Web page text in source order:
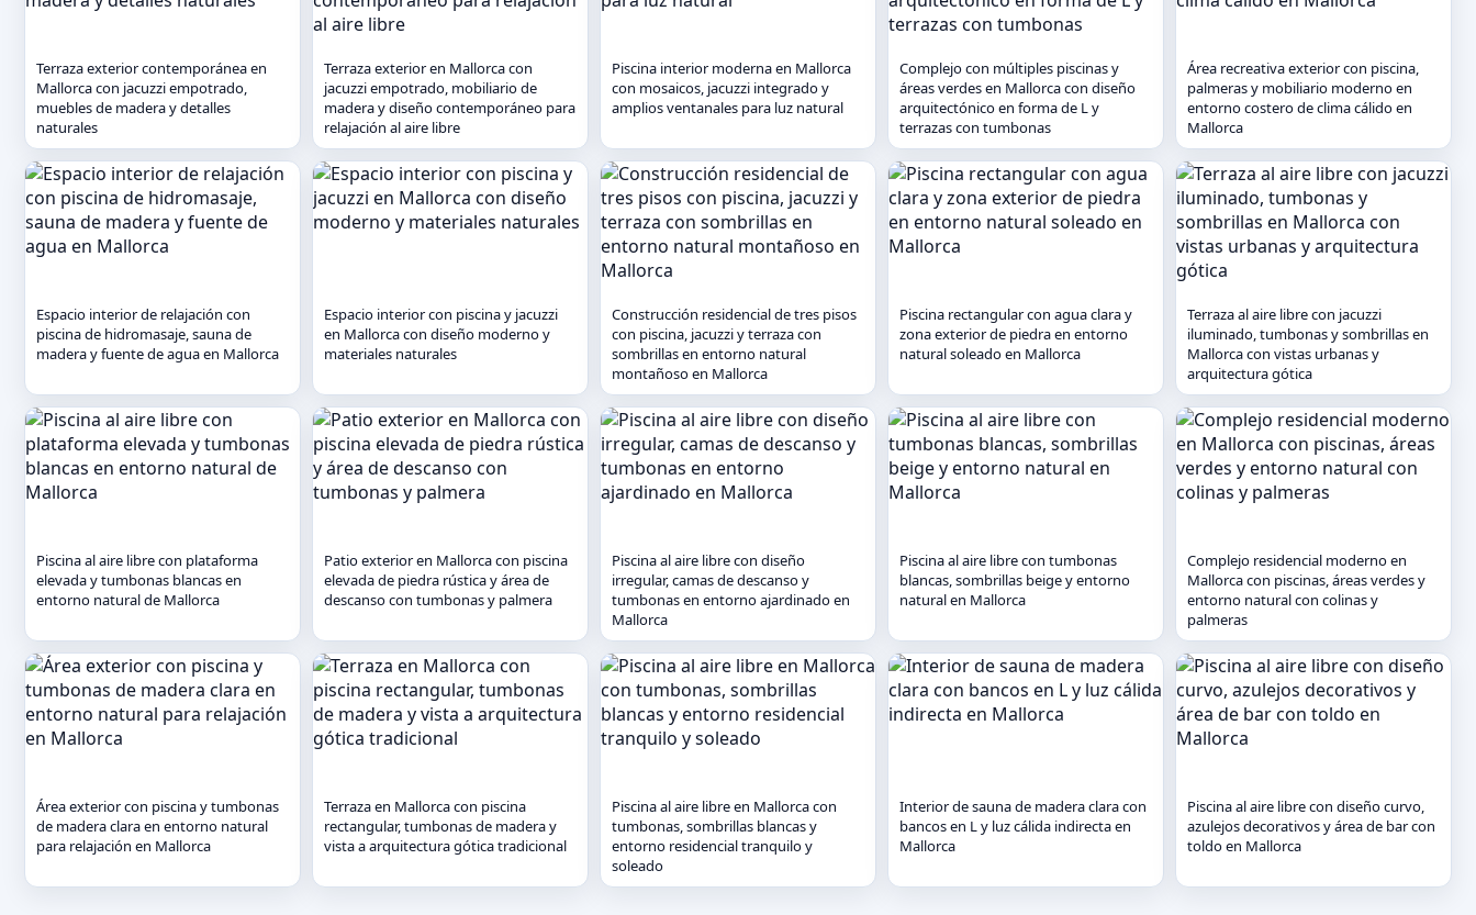
Terraza exterior contemporánea en
Mallorca con jacuzzi empotrado,
muebles de madera y detalles
naturales
Terraza exterior en Mallorca con
jacuzzi empotrado, mobiliario de
madera y diseño contemporáneo para
relajación al aire libre
Piscina interior moderna en Mallorca
con mosaicos, jacuzzi integrado y
amplios ventanales para luz natural
Complejo con múltiples piscinas y
áreas verdes en Mallorca con diseño
arquitectónico en forma de L y
terrazas con tumbonas
Área recreativa exterior con piscina,
palmeras y mobiliario moderno en
entorno costero de clima cálido en
Mallorca
Espacio interior de relajación con
piscina de hidromasaje, sauna de
madera y fuente de agua en Mallorca
Espacio interior con piscina y jacuzzi
en Mallorca con diseño moderno y
materiales naturales
Construcción residencial de tres pisos
con piscina, jacuzzi y terraza con
sombrillas en entorno natural
montañoso en Mallorca
Piscina rectangular con agua clara y
zona exterior de piedra en entorno
natural soleado en Mallorca
Terraza al aire libre con jacuzzi
iluminado, tumbonas y sombrillas en
Mallorca con vistas urbanas y
arquitectura gótica
Piscina al aire libre con plataforma
elevada y tumbonas blancas en
entorno natural de Mallorca
Patio exterior en Mallorca con piscina
elevada de piedra rústica y área de
descanso con tumbonas y palmera
Piscina al aire libre con diseño
irregular, camas de descanso y
tumbonas en entorno ajardinado en
Mallorca
Piscina al aire libre con tumbonas
blancas, sombrillas beige y entorno
natural en Mallorca
Complejo residencial moderno en
Mallorca con piscinas, áreas verdes y
entorno natural con colinas y
palmeras
Área exterior con piscina y tumbonas
de madera clara en entorno natural
para relajación en Mallorca
Terraza en Mallorca con piscina
rectangular, tumbonas de madera y
vista a arquitectura gótica tradicional
Piscina al aire libre en Mallorca con
tumbonas, sombrillas blancas y
entorno residencial tranquilo y
soleado
Interior de sauna de madera clara con
bancos en L y luz cálida indirecta en
Mallorca
Piscina al aire libre con diseño curvo,
azulejos decorativos y área de bar con
toldo en Mallorca